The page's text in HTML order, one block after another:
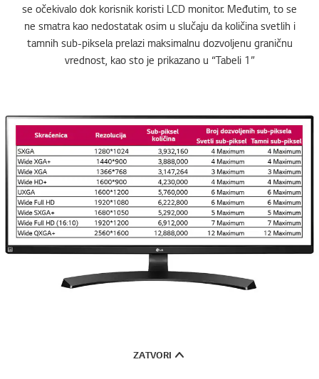
se očekivalo dok korisnik koristi LCD monitor. Međutim, to se
ne smatra kao nedostatak osim u slučaju da količina svetlih i
tamnih sub-piksela prelazi maksimalnu dozvoljenu graničnu
vrednost, kao sto je prikazano u “Tabeli 1”
ZATVORI